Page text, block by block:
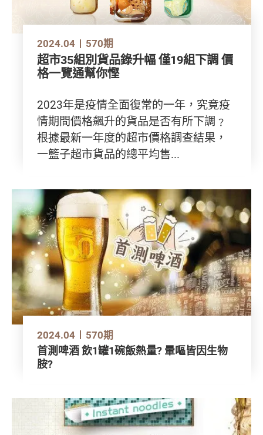
2024.04 570期
超市35組別貨品錄升幅 僅19組下調 價
格一覽通幫你慳
2023年是疫情全面復常的一年，究竟疫
情期間價格飆升的貨品是否有所下調﹖
根據最新一年度的超市價格調查結果，
一籃子超市貨品的總平均售...
2024.04 570期
首測啤酒 飲1罐1碗飯熱量? 暈嘔皆因生物
胺?